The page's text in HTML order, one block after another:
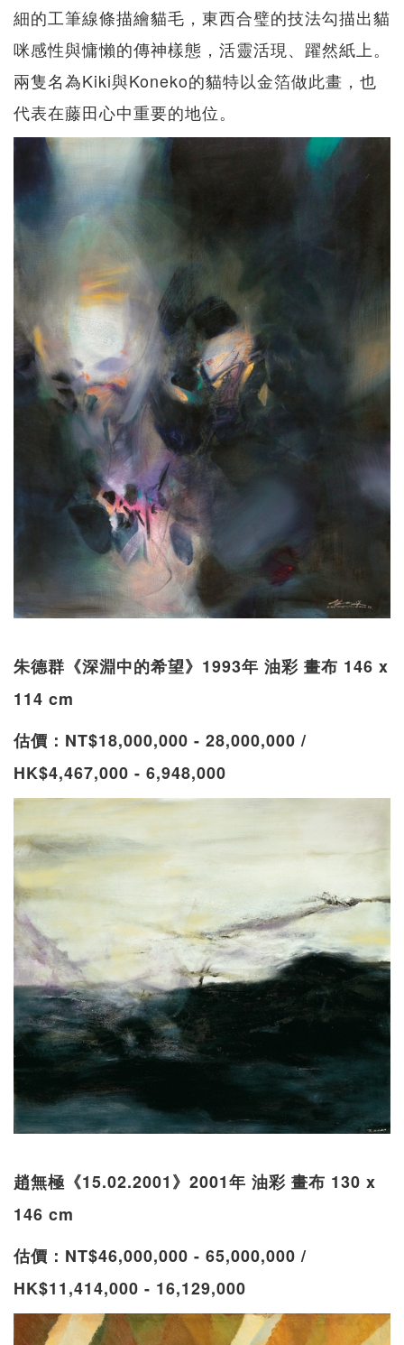
細的工筆線條描繪貓毛，東西合璧的技法勾描出貓
咪感性與慵懶的傳神樣態，活靈活現、躍然紙上。
兩隻名為Kiki與Koneko的貓特以金箔做此畫，也
代表在藤田心中重要的地位。
朱德群《深淵中的希望》1993年 油彩 畫布 146 x
114 cm
估價：NT$18,000,000 - 28,000,000 /
HK$4,467,000 - 6,948,000
趙無極《15.02.2001》2001年 油彩 畫布 130 x
146 cm
估價：NT$46,000,000 - 65,000,000 /
HK$11,414,000 - 16,129,000